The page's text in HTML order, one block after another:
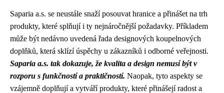
Saparia a.s. se neustále snaží posouvat hranice a přinášet na trh
produkty, které splňují i ty nejnáročnější požadavky. Příkladem
může být nedávno uvedená řada designových koupelnových
doplňků, která sklízí úspěchy u zákazníků i odborné veřejnosti.
Saparia a.s. tak dokazuje, že kvalita a design nemusí být v
rozporu s funkčností a praktičností. Naopak, tyto aspekty se
vzájemně doplňují a vytváří produkty, které přinášejí radost a